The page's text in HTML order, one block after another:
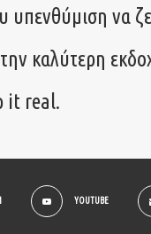
να
καλύτερη
it real.
YOUTUBE